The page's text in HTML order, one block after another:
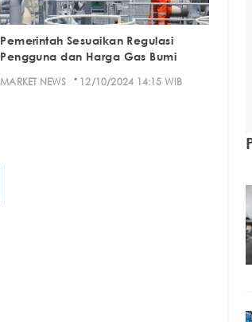
Pemerintah Sesuaikan Regulasi
Pengguna dan Harga Gas Bumi
MARKET NEWS · 12/10/2024 14:15 WIB